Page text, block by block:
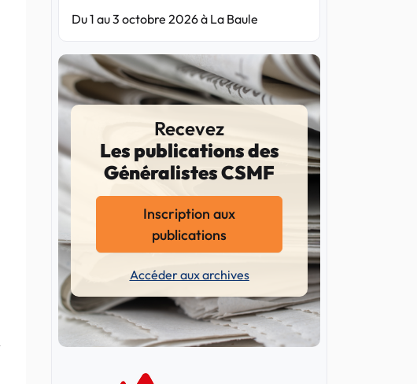
Du 1 au 3 octobre 2026 à La Baule
Recevez
Les publications des
Généralistes CSMF
Inscription aux
publications
Accéder aux archives